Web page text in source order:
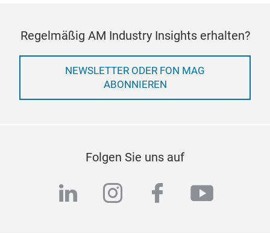
Regelmäßig AM Industry Insights erhalten?
NEWSLETTER ODER FON MAG
ABONNIEREN
Folgen Sie uns auf
linkedininstagram
facebook